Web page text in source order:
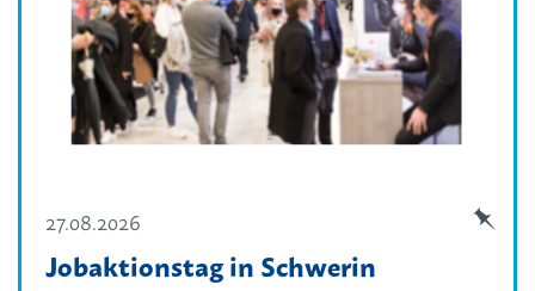
27.08.2026
Jobaktionstag in Schwerin